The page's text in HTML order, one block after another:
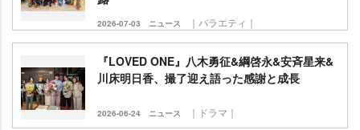
2026-07-03 ニュース ｜バラエティ｜
『LOVED ONE』八木勇征&綱啓永&安斉星来&
川床明日香、撮了迎え語った感謝と成長
2026-06-24 ニュース ｜ドラマ｜